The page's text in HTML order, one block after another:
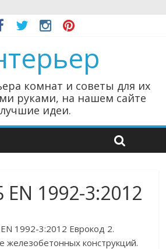
комнат и советы для их
руками, на нашем сайте
лучшие идеи.
1992-3:2012
1992-3:2012 Еврокод 2.
железобетонных конструкций.